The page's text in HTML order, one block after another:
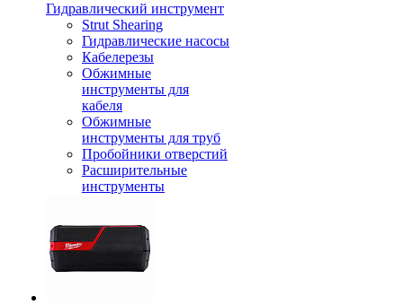
Гидравлический инструмент
Strut Shearing
Гидравлические насосы
Кабелерезы
Обжимные
инструменты для
кабеля
Обжимные
инструменты для труб
Пробойники отверстий
Расширительные
инструменты